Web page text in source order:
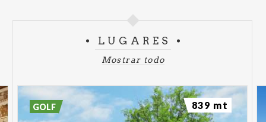
LUGARES
Mostrar todo
GOLF 839 mt